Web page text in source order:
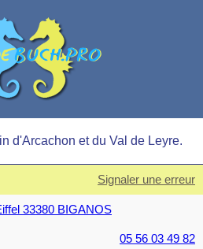
d'Arcachon et du Val de Leyre.
Signaler une erreur
33380 BIGANOS
05 56 03 49 82